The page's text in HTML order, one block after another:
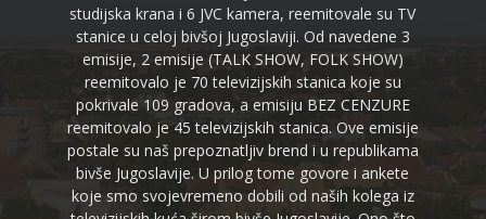
studijska krana i 6 JVC kamera, reemitovale su TV
stanice u celoj bivšoj Jugoslaviji. Od navedene 3
emisije, 2 emisije (TALK SHOW, FOLK SHOW)
reemitovalo je 70 televizijskih stanica koje su
pokrivale 109 gradova, a emisiju BEZ CENZURE
reemitovalo je 45 televizijskih stanica. Ove emisije
postale su naš prepoznatljiv brend i u republikama
bivše Jugoslavije. U prilog tome govore i ankete
koje smo svojevremeno dobili od naših kolega iz